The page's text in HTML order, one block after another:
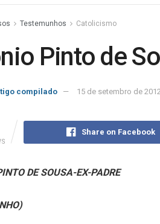
Testemunhos Catolicismo
Pinto de
compilado 15 de setembro de
Share on Facebook
DE SOUSA-EX-PADRE